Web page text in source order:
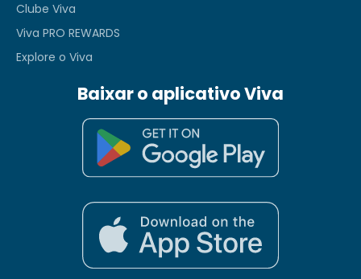
Clube Viva
Viva PRO REWARDS
Explore o Viva
Baixar o aplicativo Viva